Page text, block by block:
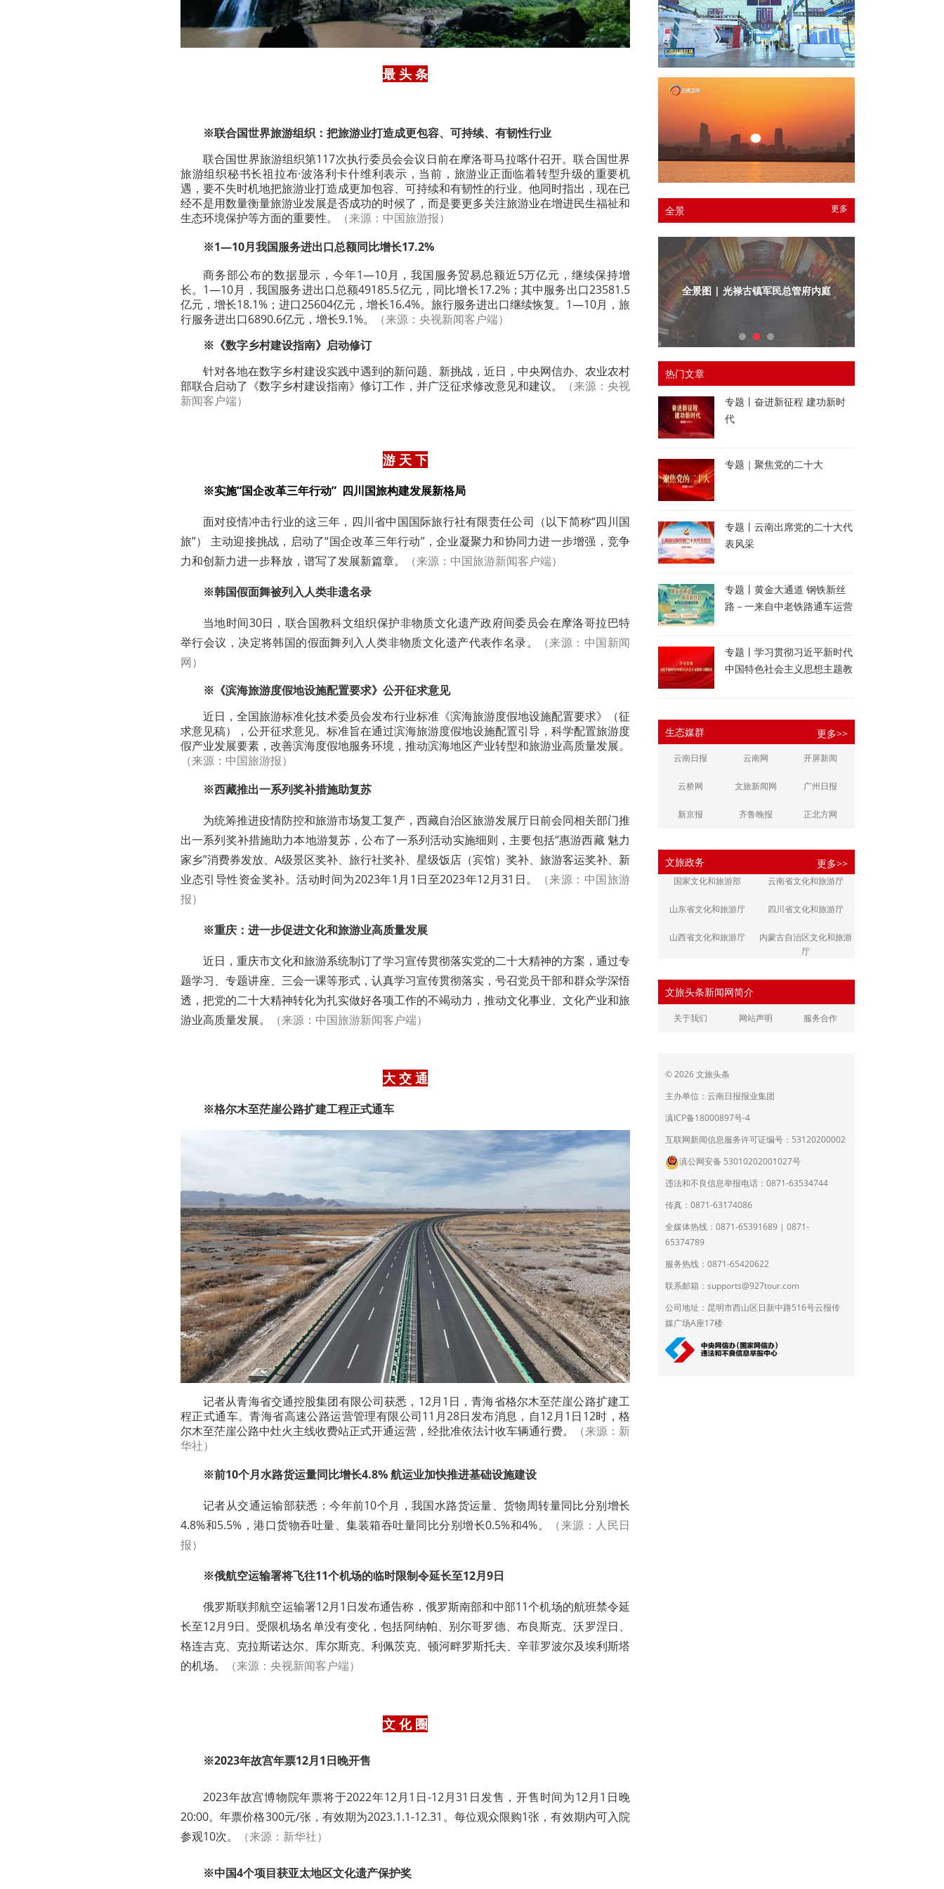
最 头 条
※联合国世界旅游组织：把旅游业打造成更包容、可持续、有韧性行业
联合国世界旅游组织第117次执行委员会会议日前在摩洛哥马拉喀什召开。联合国世界
旅游组织秘书长祖拉布·波洛利卡什维利表示，当前，旅游业正面临着转型升级的重要机
遇，要不失时机地把旅游业打造成更加包容、可持续和有韧性的行业。他同时指出，现在已
经不是用数量衡量旅游业发展是否成功的时候了，而是要更多关注旅游业在增进民生福祉和
生态环境保护等方面的重要性。
（来源：中国旅游报）
※1—10月我国服务进出口总额同比增长17.2%
商务部公布的数据显示，今年1—10月，我国服务贸易总额近5万亿元，继续保持增
长。 1—10月，我国服务进出口总额49185.5亿元，同比增长17.2%；其中服务出口23581.5
亿元，增长18.1%；进口25604亿元，增长16.4%。旅行服务进出口继续恢复。1—10月，旅
行服务进出口6890.6亿元，增长9.1%。
（来源：央视新闻客户端）
※《数字乡村建设指南》启动修订
针对各地在数字乡村建设实践中遇到的新问题、新挑战，近日，中央网信办、农业农村
部联合启动了《数字乡村建设指南》修订工作，并广泛征求修改意见和建议。
（来源：央视
新闻客户端）
游 天 下
※实施“国企改革三年行动” 四川国旅构建发展新格局
面对疫情冲击行业的这三年，四川省中国国际旅行社有限责任公司（以下简称“四川国
旅”） 主动迎接挑战，启动了“国企改革三年行动”，企业凝聚力和协同力进一步增强，竞争
力和创新力进一步释放，谱写了发展新篇章。
（来源：中国旅游新闻客户端）
※韩国假面舞被列入人类非遗名录
当地时间30日，联合国教科文组织保护非物质文化遗产政府间委员会在摩洛哥拉巴特
举行会议，决定将韩国的假面舞列入人类非物质文化遗产代表作名录。
（来源：中国新闻
网）
※《滨海旅游度假地设施配置要求》公开征求意见
近日，全国旅游标准化技术委员会发布行业标准《滨海旅游度假地设施配置要求》（征
求意见稿），公开征求意见。标准旨在通过滨海旅游度假地设施配置引导，科学配置旅游度
假产业发展要素，改善滨海度假地服务环境，推动滨海地区产业转型和旅游业高质量发展。
（来源：中国旅游报）
※西藏推出一系列奖补措施助复苏
为统筹推进疫情防控和旅游市场复工复产，西藏自治区旅游发展厅日前会同相关部门推
出一系列奖补措施助力本地游复苏，公布了一系列活动实施细则，主要包括“惠游西藏 魅力
家乡”消费券发放、A级景区奖补、旅行社奖补、星级饭店（宾馆）奖补、旅游客运奖补、新
业态引导性资金奖补。活动时间为2023年1月1日至2023年12月31日。
（来源：中国旅游
报）
※重庆：进一步促进文化和旅游业高质量发展
近日，重庆市文化和旅游系统制订了学习宣传贯彻落实党的二十大精神的方案，通过专
题学习、专题讲座、三会一课等形式，认真学习宣传贯彻落实，号召党员干部和群众学深悟
透，把党的二十大精神转化为扎实做好各项工作的不竭动力，推动文化事业、文化产业和旅
游业高质量发展。
（来源：中国旅游新闻客户端）
大 交 通
※格尔木至茫崖公路扩建工程正式通车
记者从青海省交通控股集团有限公司获悉，12月1日，青海省格尔木至茫崖公路扩建工
程正式通车。青海省高速公路运营管理有限公司11月28日发布消息，自12月1日12时，格
尔木至茫崖公路中灶火主线收费站正式开通运营，经批准依法计收车辆通行费。
（来源：新
华社）
※前10个月水路货运量同比增长4.8% 航运业加快推进基础设施建设
记者从交通运输部获悉：今年前10个月，我国水路货运量、货物周转量同比分别增长
4.8%和5.5%，港口货物吞吐量、集装箱吞吐量同比分别增长0.5%和4%。
（来源：人民日
报）
※俄航空运输署将飞往11个机场的临时限制令延长至12月9日
俄罗斯联邦航空运输署12月1日发布通告称，俄罗斯南部和中部11个机场的航班禁令延
长至12月9日。 受限机场名单没有变化，包括阿纳帕、别尔哥罗德、布良斯克、沃罗涅日、
格连吉克、克拉斯诺达尔、库尔斯克、利佩茨克、顿河畔罗斯托夫、辛菲罗波尔及埃利斯塔
的机场。
（来源：央视新闻客户端）
文 化 圈
※2023年故宫年票12月1日晚开售
2023年故宫博物院年票将于2022年12月1日-12月31日发售，开售时间为12月1日晚
20:00。年票价格300元/张，有效期为2023.1.1-12.31。每位观众限购1张，有效期内可入院
参观10次。
（来源：新华社）
※中国4个项目获亚太地区文化遗产保护奖
更多
全景
全景图 | 光禄古镇军民总管府内庭
热门文章
专题丨奋进新征程 建功新时
代
专题｜聚焦党的二十大
专题丨云南出席党的二十大代
表风采
专题丨黄金大通道 钢铁新丝
路－一来自中老铁路通车运营
专题丨学习贯彻习近平新时代
中国特色社会主义思想主题教
生态媒群 更多>>
云南日报 云南网 开屏新闻
云桥网 文旅新闻网 广州日报
新京报 齐鲁晚报 正北方网
江南都市报 潇湘晨报
文旅政务 更多>>
国家文化和旅游部 云南省文化和旅游厅
山东省文化和旅游厅 四川省文化和旅游厅
山西省文化和旅游厅
内蒙古自治区文化和旅游
厅
浙江省文化和旅游厅
江西省文化和旅游厅 河南省文化和旅游厅
广东省文化和旅游厅
育厅
陕西省文化和旅游厅 甘肃省文化和旅游厅
青海省文化和旅游厅
宁夏回族自治区文化和旅
北京市文旅局
上海市文化和旅游局
员会
文旅头条新闻网简介
关于我们 网站声明 服务合作
© 2026 文旅头条
主办单位：云南日报报业集团
滇ICP备18000897号-4
互联网新闻信息服务许可证编号：53120200002
滇公网安备 53010202001027号
违法和不良信息举报电话：0871-63534744
传真：0871-63174086
全媒体热线：0871-65391689 | 0871-
65374789
服务热线：0871-65420622
联系邮箱： supports@927tour.com
公司地址：昆明市西山区日新中路516号云报传
媒广场A座17楼